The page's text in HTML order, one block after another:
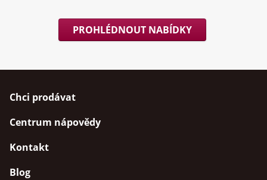
PROHLÉDNOUT NABÍDKY
Chci prodávat
Centrum nápovědy
Kontakt
Blog